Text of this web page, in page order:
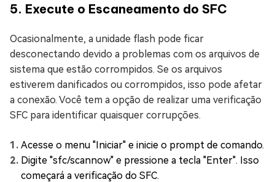
5. Execute o Escaneamento do SFC
Ocasionalmente, a unidade flash pode ficar
desconectando devido a problemas com os arquivos de
sistema que estão corrompidos. Se os arquivos
estiverem danificados ou corrompidos, isso pode afetar
a conexão. Você tem a opção de realizar uma verificação
SFC para identificar quaisquer corrupções.
Acesse o menu "Iniciar" e inicie o prompt de comando.
Digite "sfc/scannow" e pressione a tecla "Enter". Isso
começará a verificação do SFC.